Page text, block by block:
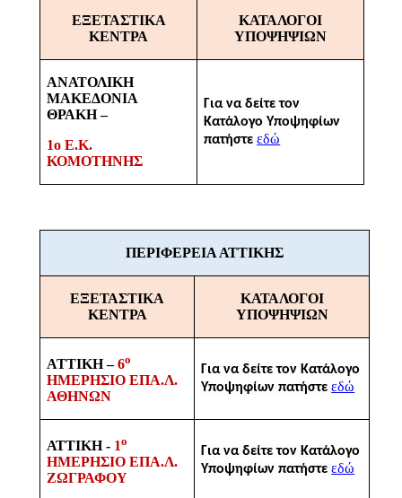
ΕΞΕΤΑΣΤΙΚΑ
ΚΕΝΤΡΑ
ΚΑΤΑΛΟΓΟΙ
ΥΠΟΨΗΨΙΩΝ
ΑΝΑΤΟΛΙΚΗ
ΜΑΚΕΔΟΝΙΑ
ΘΡΑΚΗ –
1ο Ε.Κ.
ΚΟΜΟΤΗΝΗΣ
Για να δείτε τον
Κατάλογο Υποψηφίων
πατήστεεδώ
ΠΕΡΙΦΕΡΕΙΑ ΑΤΤΙΚΗΣ
ΕΞΕΤΑΣΤΙΚΑ
ΚΕΝΤΡΑ
ΚΑΤΑΛΟΓΟΙ
ΥΠΟΨΗΨΙΩΝ
ATTIKH–6ο
ΗΜΕΡΗΣΙΟ ΕΠΑ.Λ.
ΑΘΗΝΩΝ
Για να δείτε τον Κατάλογο
Υποψηφίων πατήστεεδώ
ΑΤΤΙΚΗ - 1ο
ΗΜΕΡΗΣΙΟ ΕΠΑ.Λ.
ΖΩΓΡΑΦΟΥ
Για να δείτε τον Κατάλογο
Υποψηφίων πατήστεεδώ